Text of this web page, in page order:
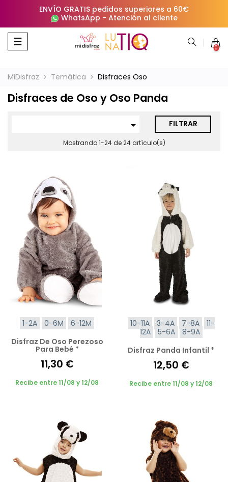
ENVÍO GRATIS pedidos superiores a 60€
WhatsApp - Atención al cliente
Navegación
de
☰ 0
MiDisfraz Temática Disfraces Oso
Disfraces de Oso y Oso Panda
 FILTRAR
Mostrando 1-24 de 24 artículo(s)
1-2A 0-6M
6-12M
Disfraz De Oso Perezoso
Para Bebé *
11,30 €
Recibe entre 11/08 y 12/08
10-11A 3-4A 7-8A
11-
12A
5-6A
8-9A
Disfraz Panda Infantil *
12,50 €
Recibe entre 11/08 y 12/08